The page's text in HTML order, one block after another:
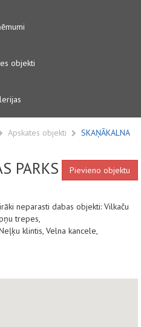
objekti
Apskates objekti
SKAŅĀKALNA
PARKS Pievieno objektu
neparasti dabas objekti: Vilkaču
trepes,
klintis, Velna kancele,